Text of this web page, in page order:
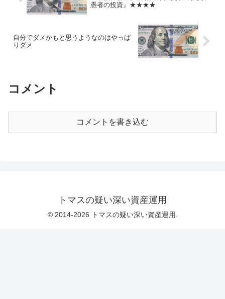
愚者の投資』★★★★
自分でダメかもと思うようなのはやっぱ
りダメ
コメント
コメントを書き込む
トマスの疑い深い資産運用
© 2014-2026 トマスの疑い深い資産運用.